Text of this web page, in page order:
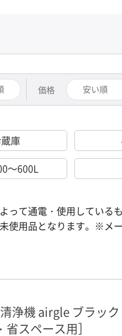
価格 安い順
庫
～600L
って通電・使用している
使用品となります。※メ
清浄機 airgle ブラッ
スペース用］